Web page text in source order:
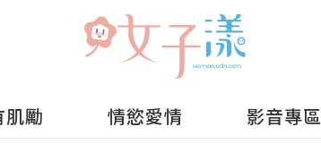
肌勵 情慾愛情 影音專區